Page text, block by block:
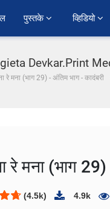
पुस्तके व्हिडियो
Devkar.Print
रे मना (भाग 29) - अंतिम भाग - कादंबरी
रे मना (भाग
(4.5k) 4.9k